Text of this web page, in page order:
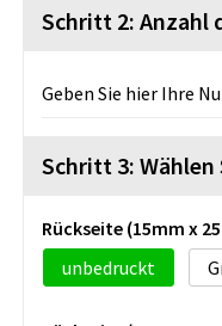
Schritt 2: Anzahl
Geben Sie hier Ihre
Schritt 3:
Rückseite (15mm x
unbedruckt